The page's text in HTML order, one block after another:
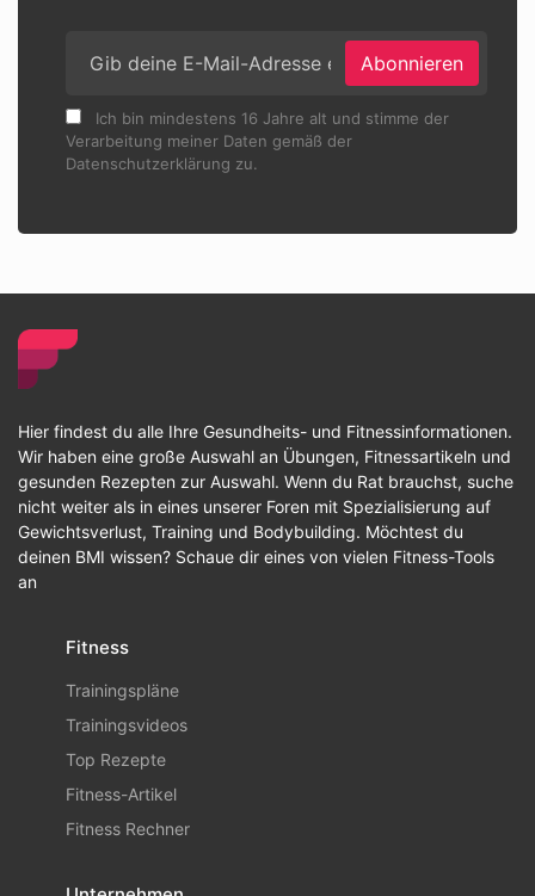
Abonnieren
Ich bin mindestens 16 Jahre alt und stimme der
Verarbeitung meiner Daten gemäß der
Datenschutzerklärung zu.
Hier findest du alle Ihre Gesundheits- und Fitnessinformationen.
Wir haben eine große Auswahl an Übungen, Fitnessartikeln und
gesunden Rezepten zur Auswahl. Wenn du Rat brauchst, suche
nicht weiter als in eines unserer Foren mit Spezialisierung auf
Gewichtsverlust, Training und Bodybuilding. Möchtest du
deinen BMI wissen? Schaue dir eines von vielen Fitness-Tools
an
Fitness
Trainingspläne
Trainingsvideos
Top Rezepte
Fitness-Artikel
Fitness Rechner